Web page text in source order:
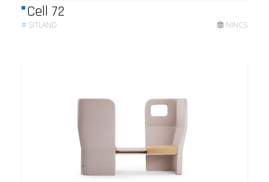
Cell 72
# SITLAND NINCS